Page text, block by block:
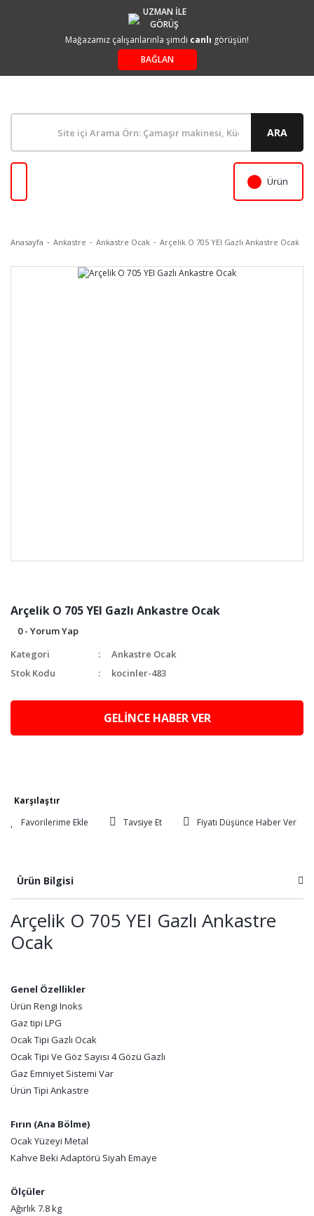
UZMAN İLE
GÖRÜŞ
Mağazamız çalışanlarınla şimdi canlı görüşün!
BAĞLAN
ARA
Ürün
Anasayfa Ankastre Ankastre Ocak Arçelik O 705 YEI Gazlı Ankastre Ocak
Arçelik O 705 YEI Gazlı Ankastre Ocak
0 - Yorum Yap
Kategori
Ankastre Ocak
Stok Kodu
kocinler-483
GELİNCE HABER VER
Karşılaştır
Tavsiye Et
Fiyatı Düşünce Haber Ver
Ürün Bilgisi
Arçelik O 705 YEI Gazlı Ankastre
Ocak
Genel Özellikler
Ürün Rengi Inoks
Gaz tipi LPG
Ocak Tipi Gazlı Ocak
Ocak Tipi Ve Göz Sayısı 4 Gözü Gazlı
Gaz Emniyet Sistemi Var
Ürün Tipi Ankastre
Fırın (Ana Bölme)
Ocak Yüzeyi Metal
Kahve Beki Adaptörü Siyah Emaye
Ölçüler
Ağırlık 7.8 kg